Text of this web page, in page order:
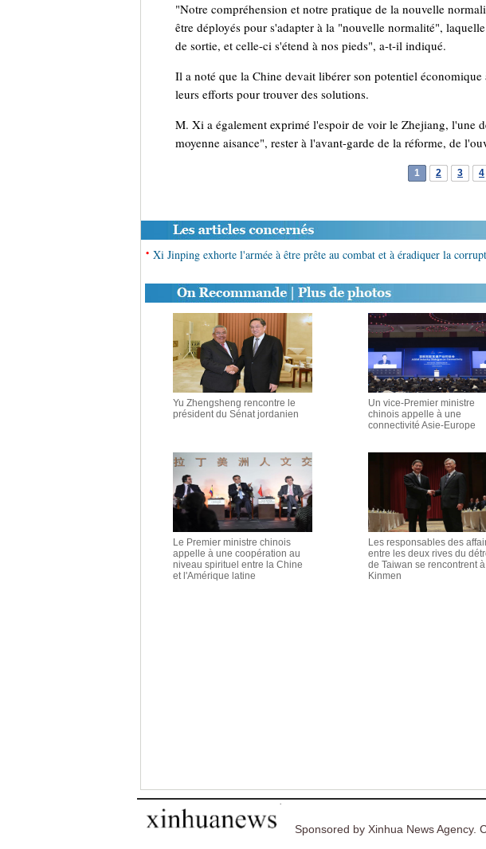
"Notre compréhension et notre pratique de la nouvelle
être déployés pour s'adapter à la "nouvelle normalité",
de sortie, et celle-ci s'étend à nos pieds", a-t-il indiqué.
Il a noté que la Chine devait libérer son potentiel
leurs efforts pour trouver des solutions.
M. Xi a également exprimé l'espoir de voir le Zhejiang, l'une
moyenne aisance", rester à l'avant-garde de la réforme, de
1 2 3 4
• Xi Jinping exhorte l'armée à être prête au combat et à éradiquer la
Yu Zhengsheng rencontre le
président du Sénat jordanien
Un vice-Premier ministre
chinois appelle à une
connectivité Asie-Europe
Le Premier ministre chinois
appelle à une coopération au
niveau spirituel entre la Chine
et l'Amérique latine
Les responsables des
entre les deux rives du
de Taiwan se rencontrent à
Kinmen
Sponsored by Xinhua News Agency.